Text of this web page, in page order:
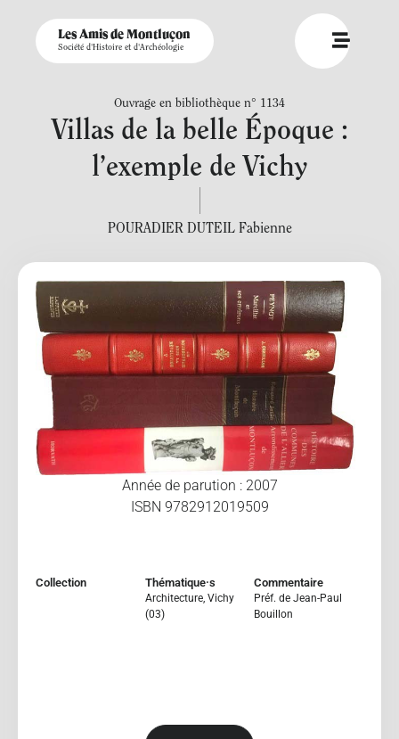
Les Amis de Montluçon
Société d'Histoire et d'Archéologie
Ouvrage en bibliothèque n° 1134
Villas de la belle Époque :
l’exemple de Vichy
POURADIER DUTEIL Fabienne
Année de parution : 2007
ISBN 9782912019509
Collection Thématique·s
Architecture, Vichy
(03)
Commentaire
Préf. de Jean-Paul
Bouillon